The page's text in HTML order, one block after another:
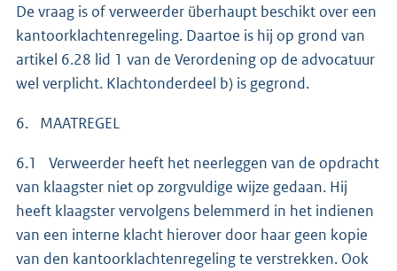
De vraag is of verweerder überhaupt beschikt over een
kantoorklachtenregeling. Daartoe is hij op grond van
artikel 6.28 lid 1 van de Verordening op de advocatuur
wel verplicht. Klachtonderdeel b) is gegrond.
6. MAATREGEL
6.1 Verweerder heeft het neerleggen van de opdracht
van klaagster niet op zorgvuldige wijze gedaan. Hij
heeft klaagster vervolgens belemmerd in het indienen
van een interne klacht hierover door haar geen kopie
van den kantoorklachtenregeling te verstrekken. Ook